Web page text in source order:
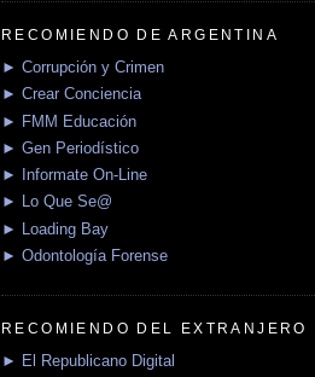
RECOMIENDO DE ARGENTINA
► Corrupción y Crimen
► Crear Conciencia
► FMM Educación
► Gen Periodístico
► Informate On-Line
► Lo Que Se@
► Loading Bay
► Odontología Forense
RECOMIENDO DEL EXTRANJERO
► El Republicano Digital